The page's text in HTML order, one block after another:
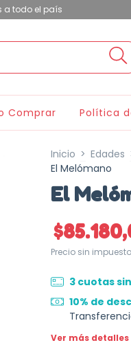
a todo el país
Comprar Política
Inicio > Edades
El Melómano
El
Precio sin
3 cuotas
10% de
Ver más detalles